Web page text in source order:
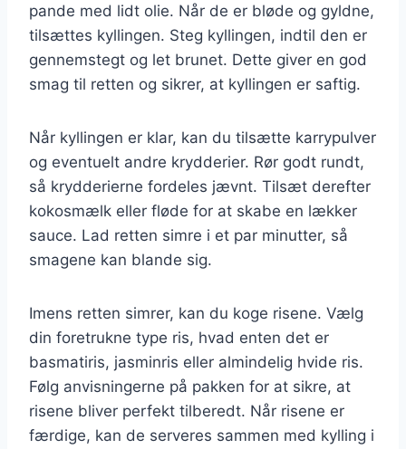
pande med lidt olie. Når de er bløde og gyldne,
tilsættes kyllingen. Steg kyllingen, indtil den er
gennemstegt og let brunet. Dette giver en god
smag til retten og sikrer, at kyllingen er saftig.
Når kyllingen er klar, kan du tilsætte karrypulver
og eventuelt andre krydderier. Rør godt rundt,
så krydderierne fordeles jævnt. Tilsæt derefter
kokosmælk eller fløde for at skabe en lækker
sauce. Lad retten simre i et par minutter, så
smagene kan blande sig.
Imens retten simrer, kan du koge risene. Vælg
din foretrukne type ris, hvad enten det er
basmatiris, jasminris eller almindelig hvide ris.
Følg anvisningerne på pakken for at sikre, at
risene bliver perfekt tilberedt. Når risene er
færdige, kan de serveres sammen med kylling i